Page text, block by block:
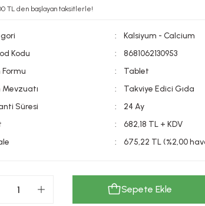
TL den başlayan taksitlerle!
Kalsiyum - Calcium
Kodu
8681062130953
Formu
Tablet
Mevzuatı
Takviye Edici Gıda
Süresi
24 Ay
682,18 TL + KDV
675,22 TL (%2,00
Sepete Ekle